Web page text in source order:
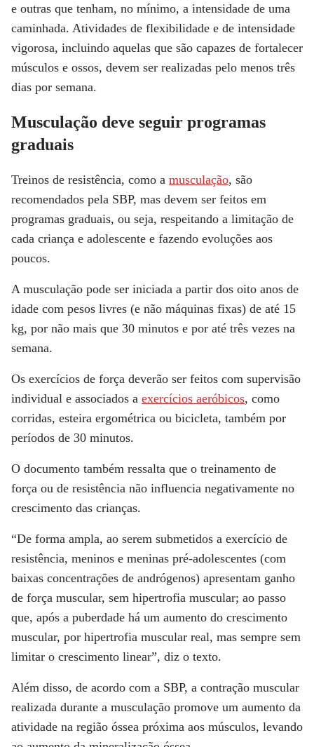
e outras que tenham, no mínimo, a intensidade de uma
caminhada. Atividades de flexibilidade e de intensidade
vigorosa, incluindo aquelas que são capazes de fortalecer
músculos e ossos, devem ser realizadas pelo menos três
dias por semana.
Musculação deve seguir programas
graduais
Treinos de resistência, como a musculação, são
recomendados pela SBP, mas devem ser feitos em
programas graduais, ou seja, respeitando a limitação de
cada criança e adolescente e fazendo evoluções aos
poucos.
A musculação pode ser iniciada a partir dos oito anos de
idade com pesos livres (e não máquinas fixas) de até 15
kg, por não mais que 30 minutos e por até três vezes na
semana.
Os exercícios de força deverão ser feitos com supervisão
individual e associados a exercícios aeróbicos, como
corridas, esteira ergométrica ou bicicleta, também por
períodos de 30 minutos.
O documento também ressalta que o treinamento de
força ou de resistência não influencia negativamente no
crescimento das crianças.
“De forma ampla, ao serem submetidos a exercício de
resistência, meninos e meninas pré-adolescentes (com
baixas concentrações de andrógenos) apresentam ganho
de força muscular, sem hipertrofia muscular; ao passo
que, após a puberdade há um aumento do crescimento
muscular, por hipertrofia muscular real, mas sempre sem
limitar o crescimento linear”, diz o texto.
Além disso, de acordo com a SBP, a contração muscular
realizada durante a musculação promove um aumento da
atividade na região óssea próxima aos músculos, levando